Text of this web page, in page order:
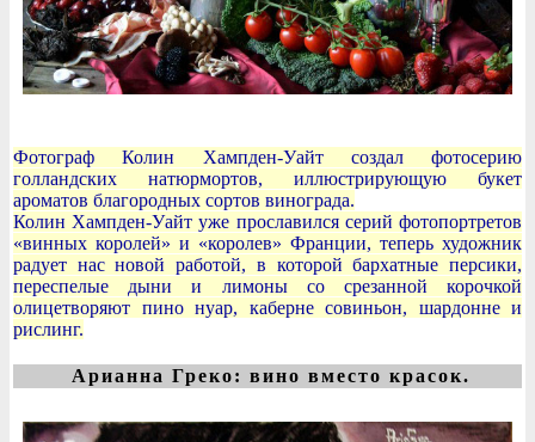
Фотограф Колин Хампден-Уайт создал фотосерию
голландских натюрмортов, иллюстрирующую букет
ароматов благородных сортов винограда.
Колин Хампден-Уайт уже прославился серий фотопортретов
«винных королей» и «королев» Франции, теперь художник
радует нас новой работой, в которой бархатные персики,
переспелые дыни и лимоны со срезанной корочкой
олицетворяют пино нуар, каберне совиньон, шардонне и
рислинг.
Арианна Греко: вино вместо красок.